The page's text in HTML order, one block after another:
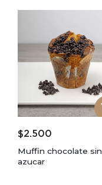
$2.500
Muffin chocolate sin
azucar